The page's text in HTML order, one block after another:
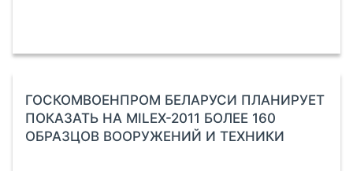
ГОСКОМВОЕНПРОМ БЕЛАРУСИ ПЛАНИРУЕТ
ПОКАЗАТЬ НА MILEX-2011 БОЛЕЕ 160
ОБРАЗЦОВ ВООРУЖЕНИЙ И ТЕХНИКИ